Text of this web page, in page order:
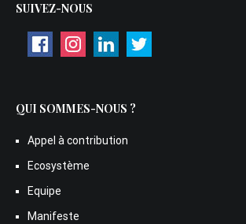
SUIVEZ-NOUS
QUI SOMMES-NOUS ?
Appel à contribution
Ecosystème
Equipe
Manifeste